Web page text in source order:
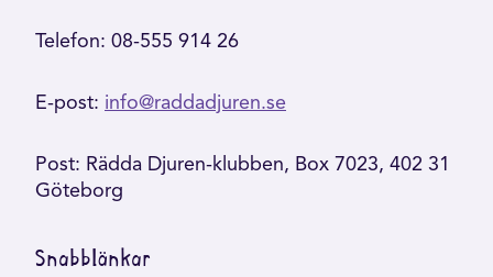
Telefon: 08-555 914 26
E-post: info@raddadjuren.se
Post: Rädda Djuren-klubben, Box 7023, 402 31
Göteborg
Snabblänkar